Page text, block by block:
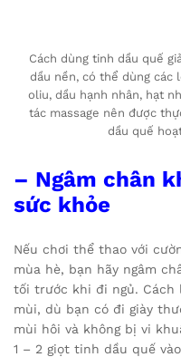
Cách dùng tinh dầu quế
dầu nền, có thể dùng các
oliu, dầu hạnh nhân, hạt
tác massage nên được
dầu quế
– Ngâm chân
sức khỏe
Nếu chơi thể thao với
mùa hè, bạn hãy ngâm
tối trước khi đi ngủ. Cách
mùi, dù bạn có đi giày
mùi hôi và không bị vi
1 – 2 giọt tinh dầu quế